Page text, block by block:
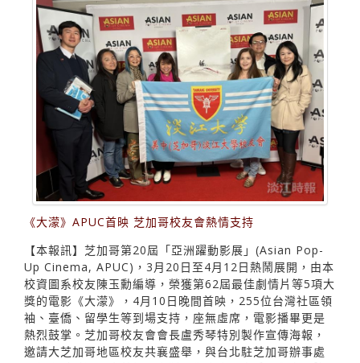
《大濛》APUC首映 芝加哥校友會熱情支持
【本報訊】芝加哥第20屆「亞洲躍動影展」(Asian Pop-
Up Cinema, APUC)，3月20日至4月12日熱鬧展開，由本
校資圖系校友陳玉勳編導，榮獲第62屆最佳劇情片等5項大
獎的電影《大濛》，4月10日晚間首映，255位台灣社區領
袖、臺僑、留學生等到場支持，座無虛席，電影播畢更是
熱烈鼓掌。芝加哥校友會會長盧秀琴特別製作宣傳海報，
邀請大芝加哥地區校友共襄盛舉，與台北駐芝加哥辦事處